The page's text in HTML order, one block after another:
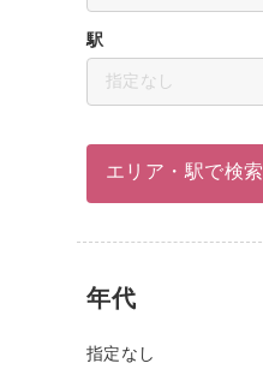
駅
指定なし
エリア・駅で検索
年代
指定なし